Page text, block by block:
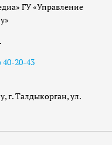
ГУ «Управление
40-20-43
г. Талдыкорган, ул.